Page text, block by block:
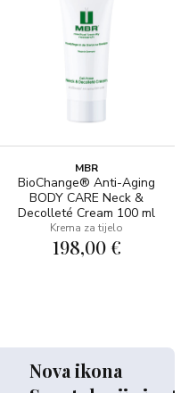
MBR
BioChange® Anti-Aging
BODY CARE Neck &
Decolleté Cream 100 ml
Krema za tijelo
198,00 €
Nova ikona